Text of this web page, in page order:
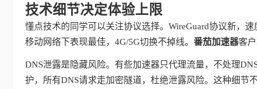
技术细节决定体验上限
懂点技术的同学可以关注协议选择。WireGuard协议新，
移动网络下表现最佳，4G/5G切换不掉线。 番茄加速器客
DNS泄露是隐藏风险。有些加速器只代理流量，不处理
护，所有DNS请求走加密隧道，杜绝泄露风险。这种细节